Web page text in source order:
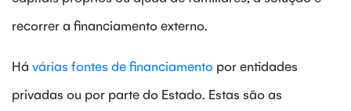
recorrer a financiamento externo.
Há várias fontes de financiamento por entidades
privadas ou por parte do Estado. Estas são as